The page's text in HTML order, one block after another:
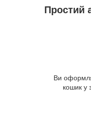
Простий
Ви
кошик у